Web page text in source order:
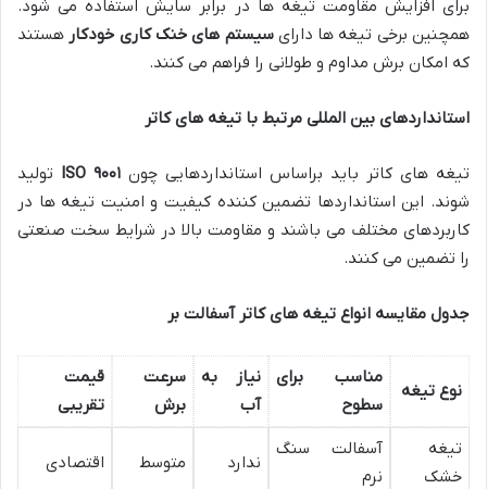
برای افزایش مقاومت تیغه ها در برابر سایش استفاده می شود.
همچنین برخی تیغه ها دارایسیستم های خنک کاری خودکار هستند
که امکان برش مداوم و طولانی را فراهم می کنند.
استانداردهای بین المللی مرتبط با تیغه های کاتر
تیغه های کاتر باید براساس استانداردهایی چون ISO ۹۰۰۱
تولید
شوند. این استانداردها تضمین کننده کیفیت و امنیت تیغه ها در
کاربردهای مختلف می باشند و مقاومت بالا در شرایط سخت صنعتی
را تضمین می کنند.
جدول مقایسه انواع تیغه های کاتر آسفالت بر
نوع تیغه
مناسب برای
سطوح
نیاز به
آب
سرعت
برش
قیمت
تقریبی
تیغه
خشک
آسفالت سنگ
نرم
ندارد متوسط اقتصادی